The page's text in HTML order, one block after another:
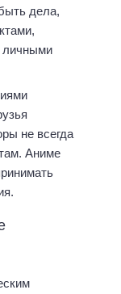
дела,
личными
не всегда
Аниме